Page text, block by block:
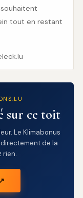
tout en restant
sur ce toit
Le Klimabonus
de la
rien.